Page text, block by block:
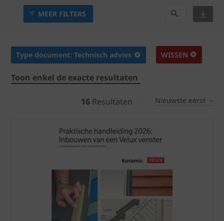
MEER FILTERS
Type document: Technisch advies WISSEN
Toon enkel de exacte resultaten
16 Resultaten Nieuwste eerst